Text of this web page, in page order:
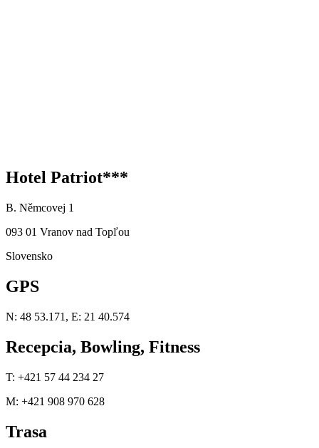
Hotel Patriot***
B. Němcovej 1
093 01 Vranov nad Topľou
Slovensko
GPS
N: 48 53.171, E: 21 40.574
Recepcia, Bowling, Fitness
T: +421 57 44 234 27
M: +421 908 970 628
Trasa